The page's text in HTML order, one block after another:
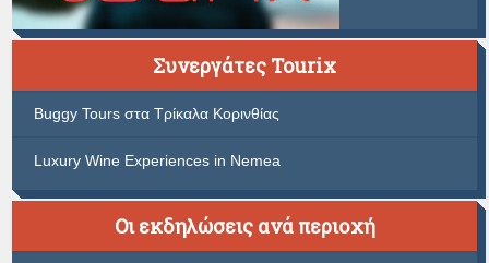
Συνεργάτες Tourix
Buggy Tours στα Τρίκαλα Κορινθίας
Luxury Wine Experiences in Nemea
Οι εκδηλώσεις ανά περιοχή